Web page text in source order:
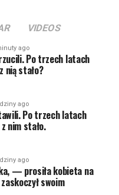
VIDEOS
ago
Po trzech latach
nią stało?
ago
Po trzech latach
nim stało.
ago
— prosiła kobieta na
swoim